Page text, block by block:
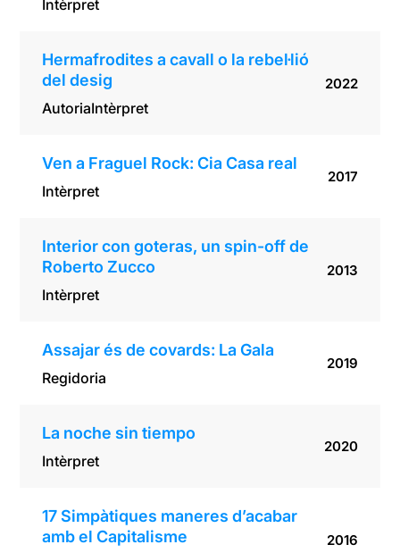
Intèrpret
Hermafrodites a cavall o la rebel·lió
del desig
AutoriaIntèrpret
2022
Ven a Fraguel Rock: Cia Casa real
Intèrpret
2017
Interior con goteras, un spin-off de
Roberto Zucco
Intèrpret
2013
Assajar és de covards: La Gala
Regidoria
2019
La noche sin tiempo
Intèrpret
2020
17 Simpàtiques maneres d’acabar
amb el Capitalisme
2016